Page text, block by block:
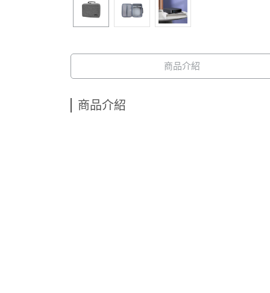
商品介紹
商品介紹